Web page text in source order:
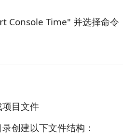
Console Time" 并选择命令
目文件
创建以下文件结构：